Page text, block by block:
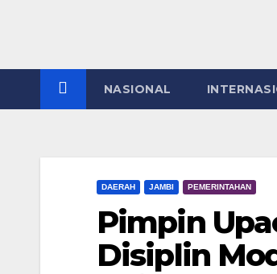
NASIONAL
DAERAH JAMBI PEMERINTAHAN
Pimpin
Disiplin